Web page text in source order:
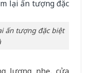
ấn tượng đặc biệt